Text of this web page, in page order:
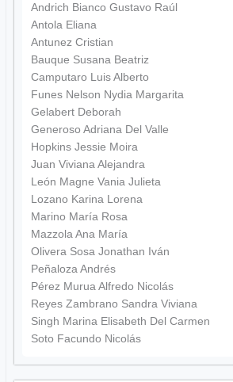
Andrich Bianco Gustavo Raúl
Antola Eliana
Antunez Cristian
Bauque Susana Beatriz
Camputaro Luis Alberto
Funes Nelson Nydia Margarita
Gelabert Deborah
Generoso Adriana Del Valle
Hopkins Jessie Moira
Juan Viviana Alejandra
León Magne Vania Julieta
Lozano Karina Lorena
Marino María Rosa
Mazzola Ana María
Olivera Sosa Jonathan Iván
Peñaloza Andrés
Pérez Murua Alfredo Nicolás
Reyes Zambrano Sandra Viviana
Singh Marina Elisabeth Del Carmen
Soto Facundo Nicolás